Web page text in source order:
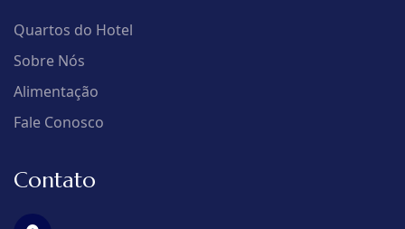
Quartos do Hotel
Sobre Nós
Alimentação
Fale Conosco
Contato